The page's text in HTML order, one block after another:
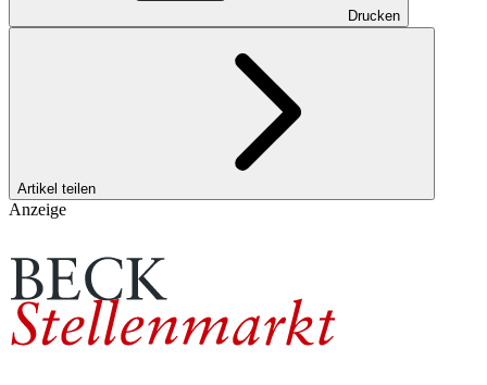
Drucken
Artikel teilen
Anzeige